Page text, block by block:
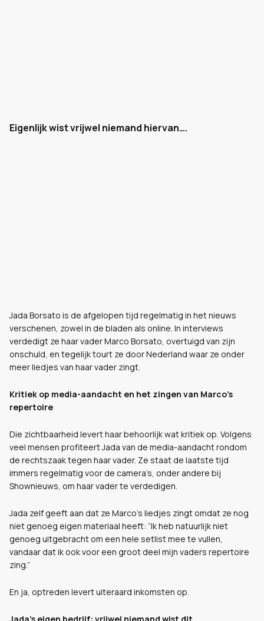
Eigenlijk wist vrijwel niemand hiervan….
Jada Borsato is de afgelopen tijd regelmatig in het nieuws
verschenen, zowel in de bladen als online. In interviews
verdedigt ze haar vader Marco Borsato, overtuigd van zijn
onschuld, en tegelijk tourt ze door Nederland waar ze onder
meer liedjes van haar vader zingt.
Kritiek op media-aandacht en het zingen van Marco’s
repertoire
Die zichtbaarheid levert haar behoorlijk wat kritiek op. Volgens
veel mensen profiteert Jada van de media-aandacht rondom
de rechtszaak tegen haar vader. Ze staat de laatste tijd
immers regelmatig voor de camera’s, onder andere bij
Shownieuws, om haar vader te verdedigen.
Jada zelf geeft aan dat ze Marco’s liedjes zingt omdat ze nog
niet genoeg eigen materiaal heeft: “Ik heb natuurlijk niet
genoeg uitgebracht om een hele setlist mee te vullen,
vandaar dat ik ook voor een groot deel mijn vaders repertoire
zing.”
En ja, optreden levert uiteraard inkomsten op.